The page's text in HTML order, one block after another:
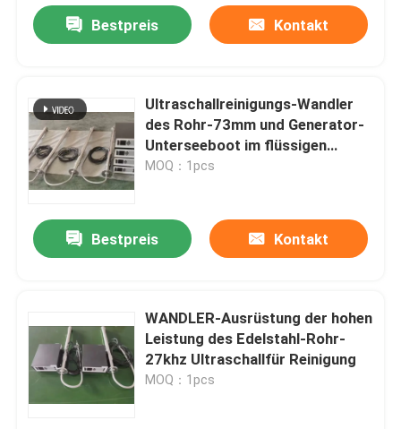
Bestpreis Kontakt
Ultraschallreinigungs-Wandler
des Rohr-73mm und Generator-
Unterseeboot im flüssigen
Behälter
MOQ：1pcs
Bestpreis Kontakt
WANDLER-Ausrüstung der hohen
Leistung des Edelstahl-Rohr-
27khz Ultraschallfür Reinigung
MOQ：1pcs